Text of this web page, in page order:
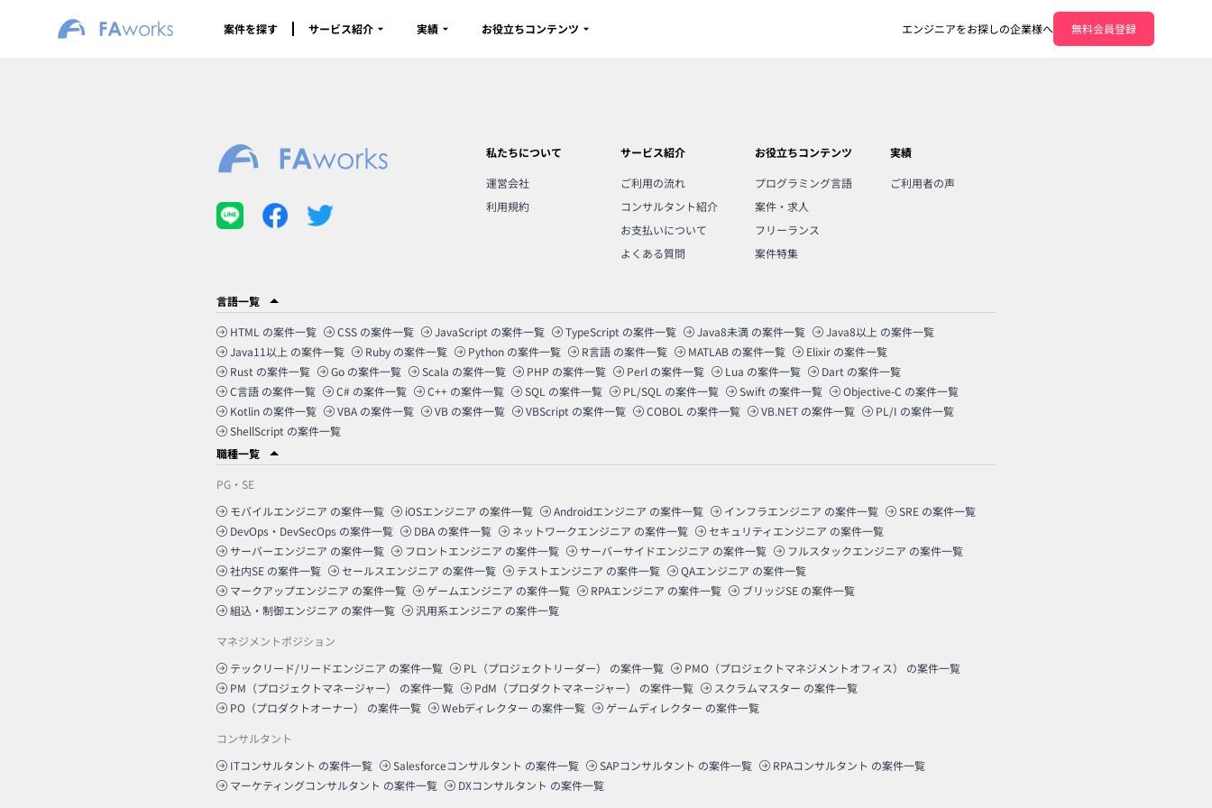
案件を探す サービス紹介 実績 お役立ちコンテンツ エンジニアをお探しの企業様へ 無料会員登録
私たちについて
運営会社
利用規約
サービス紹介
ご利用の流れ
コンサルタント紹介
お支払いについて
よくある質問
お役立ちコンテンツ
プログラミング言語
案件・求人
フリーランス
案件特集
実績
ご利用者の声
言語一覧
HTML の案件一覧 CSS の案件一覧 JavaScript の案件一覧 TypeScript の案件一覧 Java8未満 の案件一覧 Java8以上 の案件一覧
Java11以上 の案件一覧 Ruby の案件一覧 Python の案件一覧 R言語 の案件一覧 MATLAB の案件一覧 Elixir の案件一覧
Rust の案件一覧 Go の案件一覧 Scala の案件一覧 PHP の案件一覧 Perl の案件一覧 Lua の案件一覧 Dart の案件一覧
C言語 の案件一覧 C# の案件一覧 C++ の案件一覧 SQL の案件一覧 PL/SQL の案件一覧 Swift の案件一覧 Objective-C の案件一覧
Kotlin の案件一覧 VBA の案件一覧 VB の案件一覧 VBScript の案件一覧 COBOL の案件一覧 VB.NET の案件一覧 PL/I の案件一覧
ShellScript の案件一覧
職種一覧
PG・SE
モバイルエンジニア の案件一覧 iOSエンジニア の案件一覧 Androidエンジニア の案件一覧 インフラエンジニア の案件一覧 SRE の案件一覧
DevOps・DevSecOps の案件一覧 DBA の案件一覧 ネットワークエンジニア の案件一覧 セキュリティエンジニア の案件一覧
サーバーエンジニア の案件一覧 フロントエンジニア の案件一覧 サーバーサイドエンジニア の案件一覧 フルスタックエンジニア の案件一覧
社内SE の案件一覧 セールスエンジニア の案件一覧 テストエンジニア の案件一覧 QAエンジニア の案件一覧
マークアップエンジニア の案件一覧 ゲームエンジニア の案件一覧 RPAエンジニア の案件一覧 ブリッジSE の案件一覧
組込・制御エンジニア の案件一覧 汎用系エンジニア の案件一覧
マネジメントポジション
テックリード/リードエンジニア の案件一覧 PL（プロジェクトリーダー） の案件一覧 PMO（プロジェクトマネジメントオフィス）
の案件一覧
PM（プロジェクトマネージャー）
の案件一覧 PdM（プロダクトマネージャー） の案件一覧 スクラムマスター の案件一覧
PO（プロダクトオーナー）
の案件一覧 Webディレクター の案件一覧 ゲームディレクター の案件一覧
コンサルタント
ITコンサルタント の案件一覧 Salesforceコンサルタント の案件一覧 SAPコンサルタント の案件一覧 RPAコンサルタント の案件一覧
マーケティングコンサルタント の案件一覧 DXコンサルタント の案件一覧